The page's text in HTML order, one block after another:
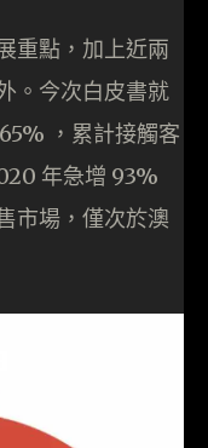
重點，加上近兩
。今次白皮書就
，累計接觸客
年急增 93%
市場，僅次於澳